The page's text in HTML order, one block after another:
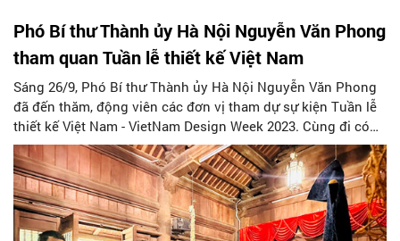
Phó Bí thư Thành ủy Hà Nội Nguyễn Văn Phong
tham quan Tuần lễ thiết kế Việt Nam
Sáng 26/9, Phó Bí thư Thành ủy Hà Nội Nguyễn Văn Phong
đã đến thăm, động viên các đơn vị tham dự sự kiện Tuần lễ
thiết kế Việt Nam - VietNam Design Week 2023. Cùng đi có
các đồng chí: Phạm Thị Mỹ Hoa, Phó Giám đốc Sở Văn hoá
và Thể thao Hà Nội, Lê Xuân Kiêu, Giám đốc Trung tâm hoạt
động văn hóa khoa học Văn Miếu.